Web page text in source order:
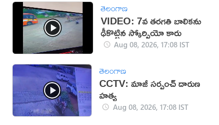
తెలంగాణ
VIDEO: 7వ తరగతి బాలికను
ఢీకొట్టిన స్కోర్పియో కారు
Aug 08, 2026, 17:08 IST
తెలంగాణ
CCTV: మాజీ సర్పంచ్ దారుణ
హత్య
Aug 08, 2026, 17:08 IST